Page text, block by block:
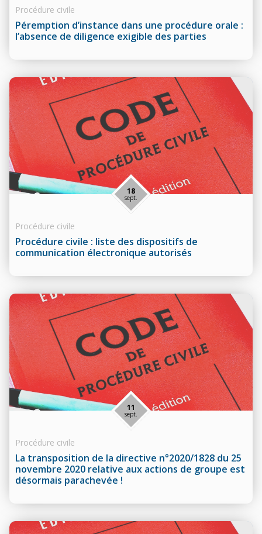
Péremption d’instance dans une procédure orale :
l’absence de diligence exigible des parties
Procédure civile
Procédure civile : liste des dispositifs de
communication électronique autorisés
18
sept.
Procédure civile
La transposition de la directive n°2020/1828 du 25
novembre 2020 relative aux actions de groupe est
désormais parachevée !
11
sept.
Procédure civile